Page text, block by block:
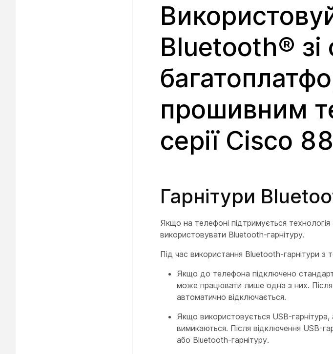
Bluetooth® зі
прошивним
серії Cisco
Гарнітури
Якщо на телефоні підтримується
використовувати Bluetooth-гарнітуру.
Під час використання Bluetooth-гарнітури з
Якщо до телефона підключено
може працювати лише одна з них. Після
автоматично відключається.
Якщо використовується USB-
вимикаються. Після відключення USB-
або Bluetooth-гарнітуру.